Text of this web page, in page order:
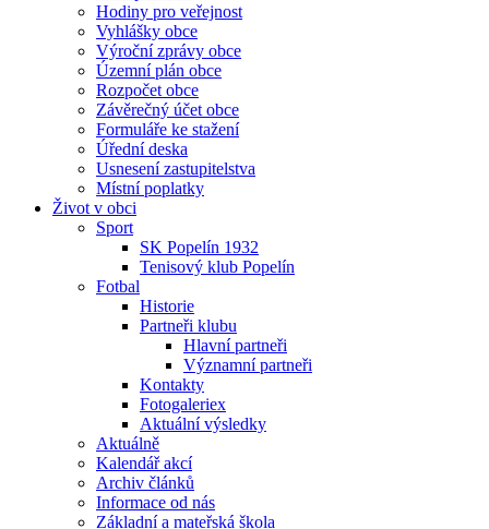
Hodiny pro veřejnost
Vyhlášky obce
Výroční zprávy obce
Územní plán obce
Rozpočet obce
Závěrečný účet obce
Formuláře ke stažení
Úřední deska
Usnesení zastupitelstva
Místní poplatky
Život v obci
Sport
SK Popelín 1932
Tenisový klub Popelín
Fotbal
Historie
Partneři klubu
Hlavní partneři
Významní partneři
Kontakty
Fotogaleriex
Aktuální výsledky
Aktuálně
Kalendář akcí
Archiv článků
Informace od nás
Základní a mateřská škola